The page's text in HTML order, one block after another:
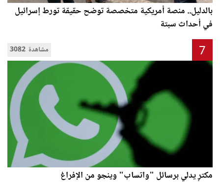
بالدليل.. منصة أمريكية متخصصة توضح حقيقة تورط إسرائيل
في أحداث سبتة
3082 مشاهدة 7
مكترٍ يدلي برسائل "واتساب" وينجو من الإفراغ